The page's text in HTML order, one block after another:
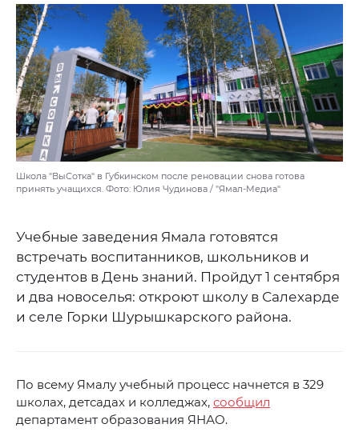
Школа "ВыСотка" в Губкинском после реновации снова готова
принять учащихся. Фото: Юлия Чудинова / "Ямал-Медиа"
Учебные заведения Ямала готовятся
встречать воспитанников, школьников и
студентов в День знаний. Пройдут 1 сентября
и два новоселья: откроют школу в Салехарде
и селе Горки Шурышкарского района.
По всему Ямалу учебный процесс начнется в 329
школах, детсадах и колледжах, сообщил
департамент образования ЯНАО.